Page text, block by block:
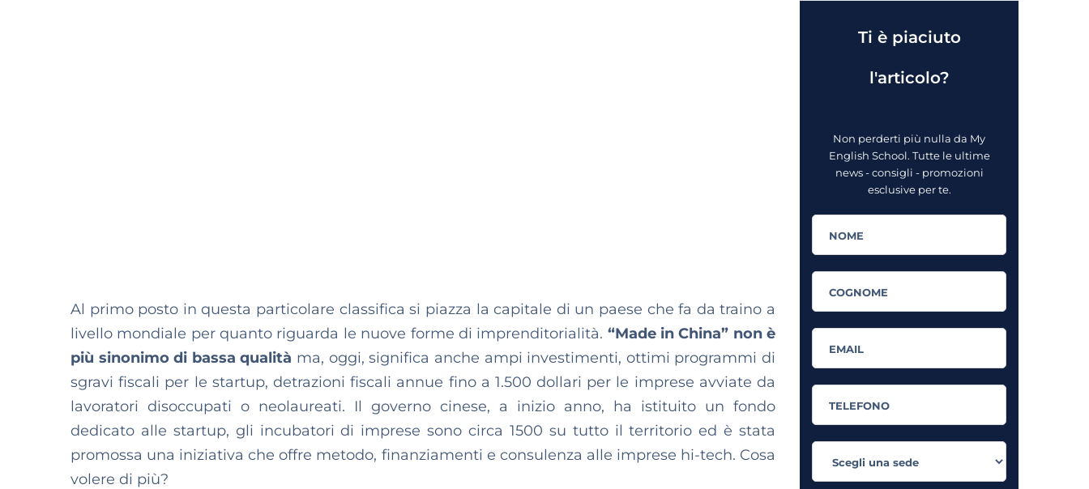
Al primo posto in questa particolare classifica si piazza la capitale di un paese che fa da traino a
livello mondiale per quanto riguarda le nuove forme di imprenditorialità. “Made in China” non è
più sinonimo di bassa qualità ma, oggi, significa anche ampi investimenti, ottimi programmi di
sgravi fiscali per le startup, detrazioni fiscali annue fino a 1.500 dollari per le imprese avviate da
lavoratori disoccupati o neolaureati. Il governo cinese, a inizio anno, ha istituito un fondo
dedicato alle startup, gli incubatori di imprese sono circa 1500 su tutto il territorio ed è stata
promossa una iniziativa che offre metodo, finanziamenti e consulenza alle imprese hi-tech. Cosa
volere di più?
Ti è piaciuto
l'articolo?
Non perderti più nulla da My
English School. Tutte le ultime
news - consigli - promozioni
esclusive per te.